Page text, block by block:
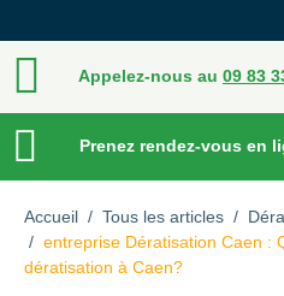
Appelez-nous au 09 83
Prenez rendez-vous en
Accueil / Tous les articles /
/ entreprise Dératisation Caen :
dératisation à Caen?